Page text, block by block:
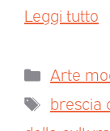
Leggi tutto
Arte
brescia